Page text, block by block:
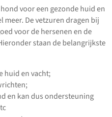
voor een gezonde huid en
meer. De vetzuren dragen bij
voor de hersenen en de
staan de belangrijkste
huid en vacht;
en kan dus ondersteuning